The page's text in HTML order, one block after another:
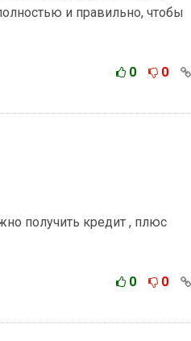
и правильно, чтобы
0 0
получить кредит , плюс
0 0